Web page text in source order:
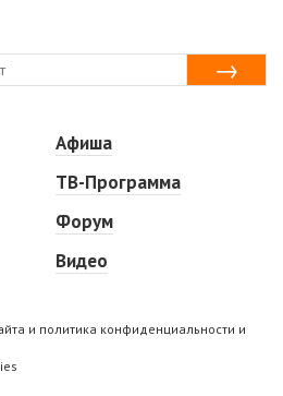
Афиша
ТВ-Программа
Форум
Видео
и политика конфиденциальности и